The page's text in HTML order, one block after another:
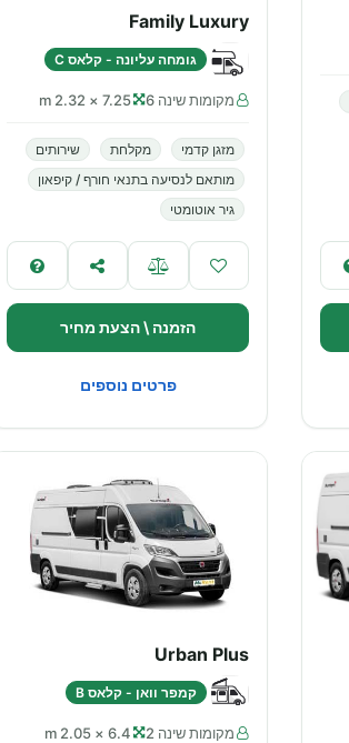
Family Luxury
גומחה עליונה - קלאס C
מקומות שינה 6 7.25 × 2.32 m
מזגן קדמי מקלחת
שירותים
מותאם לנסיעה בתנאי חורף / קיפאון
גיר אוטומטי
הזמנה \ הצעת מחיר
פרטים נוספים
Urban Plus
קמפר וואן - קלאס B
מקומות שינה 2 6.4 × 2.05 m